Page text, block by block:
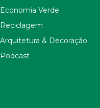
Economia Verde
Reciclagem
Arquitetura & Decoração
Podcast